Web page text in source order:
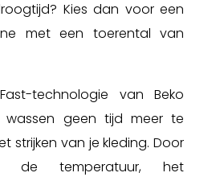
Kies dan voor een
met een toerental van
technologie van Beko
geen tijd meer te
strijken van je kleding. Door
de temperatuur, het